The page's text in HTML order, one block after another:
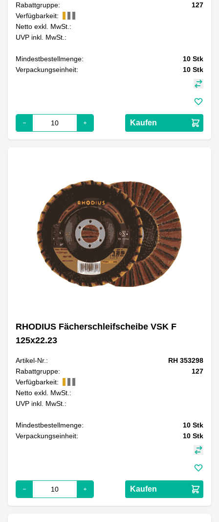
Rabattgruppe:
127
Verfügbarkeit:
Netto exkl. MwSt.:
UVP inkl. MwSt.:
Mindestbestellmenge: 10 Stk
Verpackungseinheit:
10 Stk
Kaufen
RHODIUS Fächerschleifscheibe VSK F
125x22.23
Artikel-Nr.:
RH 353298
Rabattgruppe:
127
Verfügbarkeit:
Netto exkl. MwSt.:
UVP inkl. MwSt.:
Mindestbestellmenge: 10 Stk
Verpackungseinheit:
10 Stk
Kaufen